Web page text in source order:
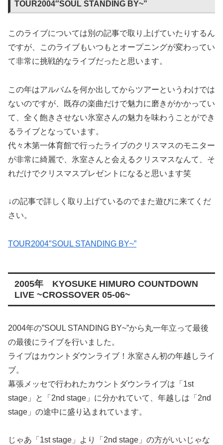
TOUR2004″SOUL STANDING BY~”
このライブについては別の記事で取り上げていたりするん
ですが、このライブもいつもとオープニングが変わってい
て非常に挑戦的なライブだったと思います。
この年はアルバムを何か出してからツアーというわけでは
ないのですが、既存の楽曲だけで魅力に磨きがかかってい
て、全く飽きさせない氷室さんの魅力を味わうことができ
るライブとなっています。
代々木第一体育館で行ったライブのクリスマスのモニター
が非常に綺麗で、氷室さんと会えるクリスマスなんて、そ
れだけでクリスマスプレゼントになると思います笑
↓の記事で詳しく取り上げているのでまた遊びに来てくだ
さい。
TOUR2004″SOUL STANDING BY~”
2005年 KYOSUKE HIMURO COUNTDOWN
LIVE ~CROSSOVER 05-06~
2004年の”SOUL STANDING BY~”から丸一年立って最後
の最後にライブを行いました。
ライブはカウントダウンライブ！氷室さん初の年越しライ
ブ。
幕張メッセで行われたカウントダウンライブは「1st
stage」と「2nd stage」に分かれていて、年越しは「2nd
stage」の途中に盛り込まれています。
じゃあ「1st stage」より「2nd stage」の方がいいじゃな